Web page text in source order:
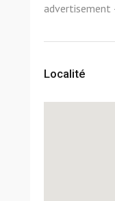
advertisement
Localité